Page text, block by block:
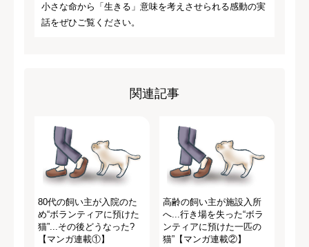
小さな命から「生きる」意味を考えさせられる感動の実
話をぜひご覧ください。
関連記事
80代の飼い主が入院のた
め“ボランティアに預けた
猫”...その後どうなった?
【マンガ連載①】
高齢の飼い主が施設入所
へ...行き場を失った“ボラ
ンティアに預けた一匹の
猫”【マンガ連載②】